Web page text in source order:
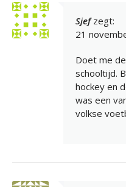
Sjef zegt:
21
Doet me
schooltijd.
hockey en
was een
volkse